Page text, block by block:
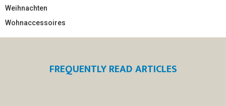
Weihnachten
Wohnaccessoires
FREQUENTLY READ ARTICLES